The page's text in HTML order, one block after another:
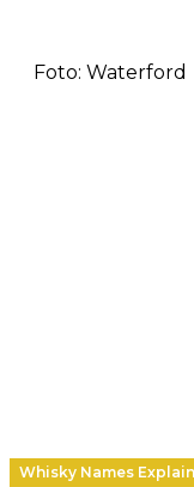
Foto: Waterford
Whisky Names